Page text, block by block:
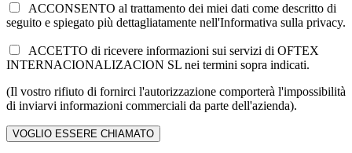
ACCONSENTO al trattamento dei miei dati come descritto di
seguito e spiegato più dettagliatamente nell'Informativa sulla privacy.
ACCETTO di ricevere informazioni sui servizi di OFTEX
INTERNACIONALIZACION SL nei termini sopra indicati.
(Il vostro rifiuto di fornirci l'autorizzazione comporterà l'impossibilità
di inviarvi informazioni commerciali da parte dell'azienda).